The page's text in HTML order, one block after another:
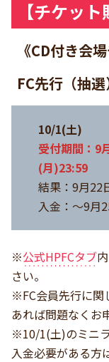
【チケッ
《CD付き会
FC先行（抽選
10/1(土)
受付期間：9
(月)23:59
結果：9月22
入金：～9月
※公式HPFCタブ
さい。
※FC会員先行に関
あれば問題なくお
※10/1(土)のミニ
入金必要がある方